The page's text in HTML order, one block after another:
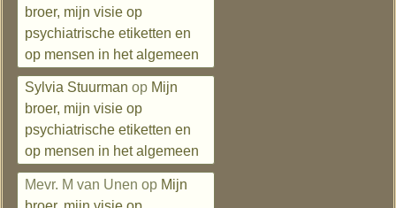
broer, mijn visie op
psychiatrische etiketten en
op mensen in het algemeen
Sylvia Stuurman op Mijn
broer, mijn visie op
psychiatrische etiketten en
op mensen in het algemeen
Mevr. M van Unen op Mijn